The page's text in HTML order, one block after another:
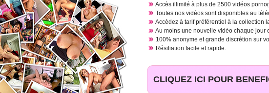
Accès illimité à plus de 2500 vidéos
Toutes nos vidéos sont disponibles au
Accèdez à tarif préférentiel à la collection
Au moins une nouvelle vidéo chaque jour
100% anonyme et grande discrétion sur
Résiliation facile et rapide.
CLIQUEZ ICI POUR